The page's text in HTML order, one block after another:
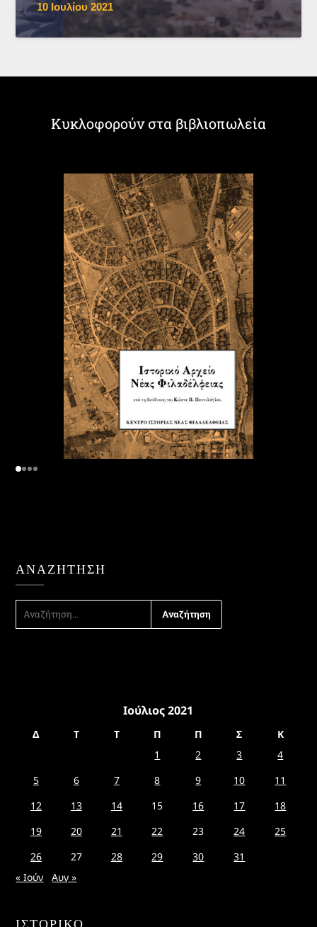
10 Ιουλίου 2021
Κυκλοφορούν στα βιβλιοπωλεία
ΑΝΑΖΉΤΗΣΗ
ΑΝΑΖΉΤΗΣΗ
ΓΙΑ:
Ιούλιος 2021
Δ Τ Τ Π Π Σ
Κ
1
2 3
4
5
6 7 8 9 10
11
12
13 14 15 16 17
18
19
20 21 22 23 24
25
26
27 28 29 30
31
« Ιούν
Αυγ »
ΙΣΤΟΡΙΚΌ